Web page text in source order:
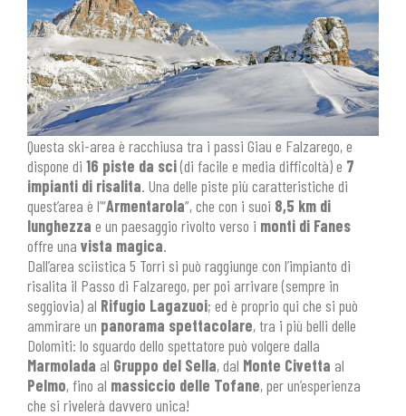
Questa ski-area è racchiusa tra i passi Giau e Falzarego, e
dispone di 16 piste da sci(di facile e media difficoltà) e 7
impianti di risalita. Una delle piste più caratteristiche di
quest’area è l’“Armentarola”, che con i suoi 8,5 km di
lunghezza e un paesaggio rivolto verso i monti di Fanes
offre una vista magica.
Dall’area sciistica 5 Torri si può raggiunge con l’impianto di
risalita il Passo di Falzarego, per poi arrivare (sempre in
seggiovia) al Rifugio Lagazuoi; ed è proprio qui che si può
ammirare un panorama spettacolare, tra i più belli delle
Dolomiti: lo sguardo dello spettatore può volgere dalla
Marmolada al Gruppo del Sella, dal Monte Civetta al
Pelmo, fino al massiccio delle Tofane, per un’esperienza
che si rivelerà davvero unica!